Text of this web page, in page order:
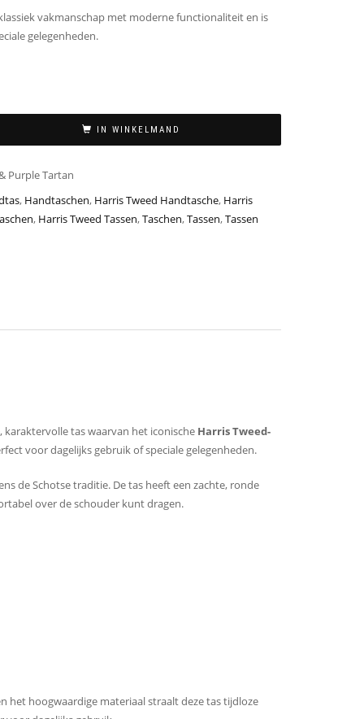
vakmanschap met moderne functionaliteit en is
gelegenheden.
IN WINKELMAND
Purple Tartan
, Handtaschen, Harris Tweed Handtasche, Harris
, Harris Tweed Tassen,Taschen,Tassen,Tassen
tas waarvan het iconische Harris Tweed-
voor dagelijks gebruik of speciale gelegenheden.
de Schotse traditie. De tas heeft een zachte, ronde
over de schouder kunt dragen.
het hoogwaardige materiaal straalt deze tas tijdloze